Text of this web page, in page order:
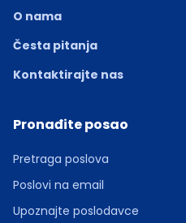
O nama
Česta pitanja
Kontaktirajte nas
Pronađite posao
Pretraga poslova
Poslovi na email
Upoznajte poslodavce